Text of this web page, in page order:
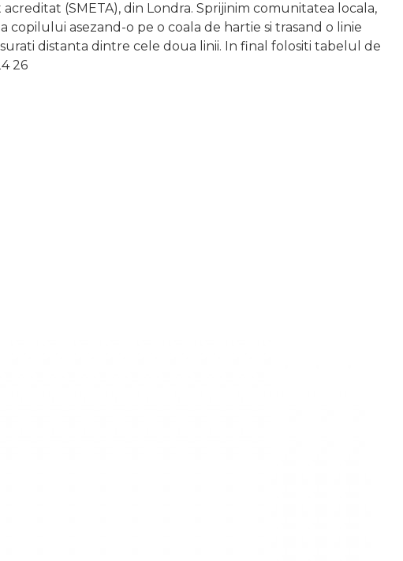
(SMETA), din Londra. Sprijinim comunitatea locala,
asezand-o pe o coala de hartie si trasand o linie
distanta dintre cele doua linii. In final folositi tabelul de
26